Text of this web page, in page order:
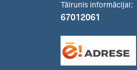
Tālrunis informācijai:
67012061